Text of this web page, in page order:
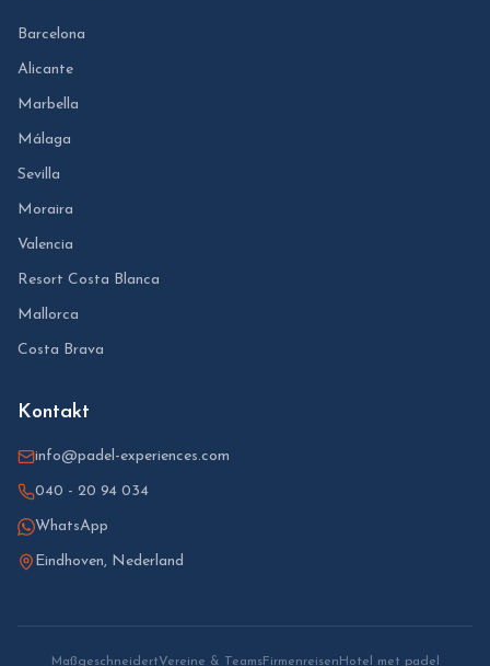
Barcelona
Alicante
Marbella
Málaga
Sevilla
Moraira
Valencia
Resort Costa Blanca
Mallorca
Costa Brava
Kontakt
info@padel-experiences.com
040 - 20 94 034
WhatsApp
Eindhoven, Nederland
MaßgeschneidertVereine & TeamsFirmenreisen Hotel met padel